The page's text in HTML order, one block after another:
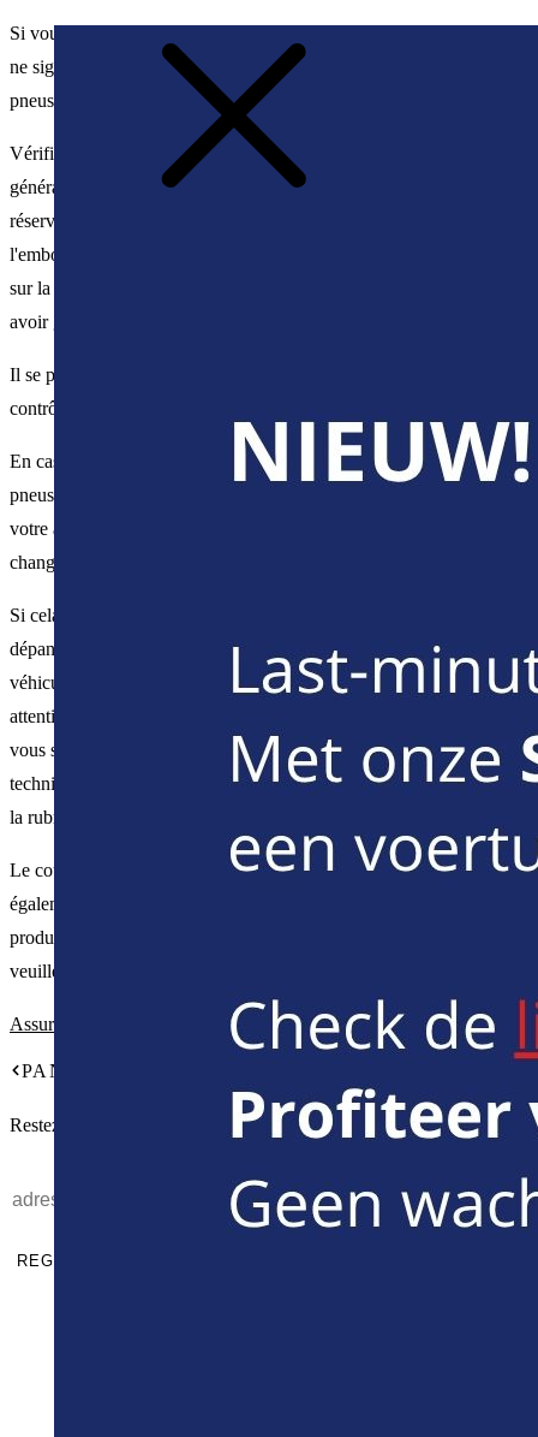
Si vous recevez un message concernant la pression des pneus, cela
ne signifie pas automatiquement qu'il y a des problèmes avec les
pneus.
Vérifiez quelle est la bonne pression des pneus. Vous la trouverez
généralement dans le cadre de la porte ou sur le bouchon du
réservoir de carburant. Dévissez le bouchon de la valve et placez
l'embout du démonte-pneu sur la valve. Maintenez l'embout appuyé
sur la valve jusqu'à ce que la pression correcte soit atteinte. Après
avoir gonflé le pneu, remettez le bouchon sur la valve.
Il se peut que vous deviez ensuite confirmer ou réinitialiser votre
contrôle sur l'ordinateur de bord de votre véhicule.
En cas de crevaison, essayez d'abord d'utiliser le kit de réparation de
pneus ou la roue de secours pour vous remettre en route. Contactez
votre agence de location pour obtenir un rendez-vous afin de
changer votre pneu.
Si cela ne fonctionne pas, il est préférable de contacter le service de
dépannage désigné (numéro figurant sur l'autocollant dans votre
véhicule ou sur le dossier avec les documents du véhicule), mais
attention, selon le produit d'assurance que vous avez choisi, ce coût
vous sera facturé sous la rubrique "frais de dépannage non
technique". Pour plus d'informations sur les tarifs, veuillez consulter
la rubrique "
Le coût de la réparation finale ou du remplacement du pneu est
également à la charge du locataire. Le montant exact dépend du
produit d'assurance choisi. Pour plus d'informations sur les tarifs,
veuillez consulter la rubrique "
Assurances et infractions
PANNE OU ACCIDENT
Restez informé de nos actions
REGISTRE